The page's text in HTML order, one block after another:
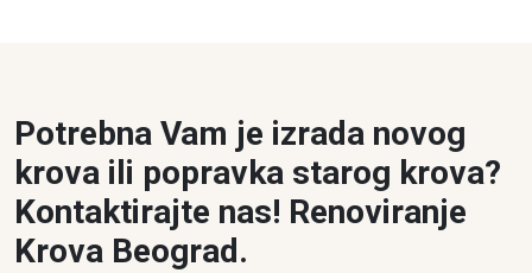
Potrebna Vam je izrada novog
krova ili popravka starog krova?
Kontaktirajte nas! Renoviranje
Krova Beograd.